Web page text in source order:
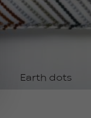
Earth dots